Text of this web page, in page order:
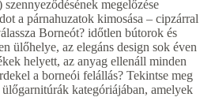
megelőzése
a párnahuzatok kimosása – cipzárral
Borneót? időtlen bútorok és
ülőhelye, az elegáns design sok éven
helyett, az anyag ellenáll minden
a borneói felállás? Tekintse meg
kategóriájában, amelyek